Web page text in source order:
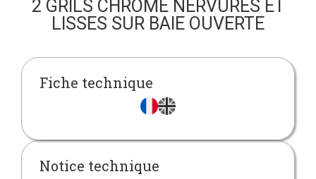
2 GRILS CHROME NERVURÉS ET
LISSES SUR BAIE OUVERTE
Fiche technique
Notice technique